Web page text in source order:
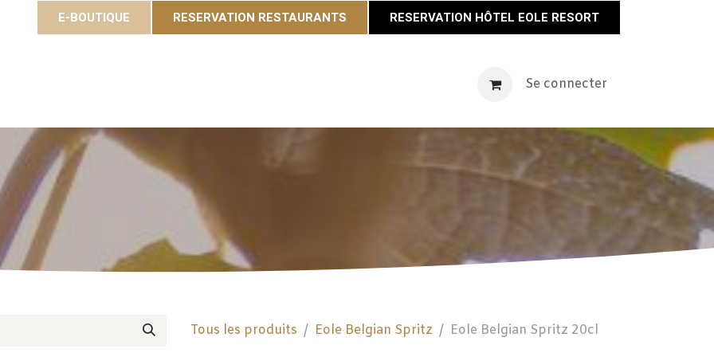
E-BOUTIQUE RESERVATION RESTAURANTS RESERVATION HÔTEL EOLE RESORT
Maison Éole Contact Actualités
Se connecter
Tous les produits Eole Belgian Spritz Eole Belgian Spritz 20cl